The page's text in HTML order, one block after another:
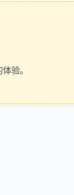
验。